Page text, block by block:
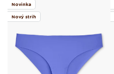
Novinka
Nový strih